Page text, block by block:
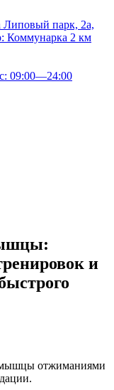
Липовый парк, 2а,
Коммунарка 2 км
09:00—24:00
и
мышцы отжиманиями